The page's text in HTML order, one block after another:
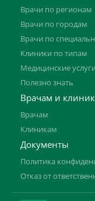
Врачи по регионам
Врачи по городам
Врачи по
Клиники по типам
Медицинские услуги
Полезно знать
Врачам и
Врачам
Клиникам
Документы
Политика
Отказ от